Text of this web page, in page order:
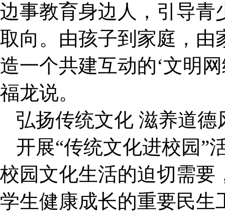
边事教育身边人，引导青
取向。由孩子到家庭，由
造一个共建互动的‘文明
福龙说。
弘扬传统文化 滋养道德
开展“传统文化进校园”
校园文化生活的迫切需要
学生健康成长的重要民生